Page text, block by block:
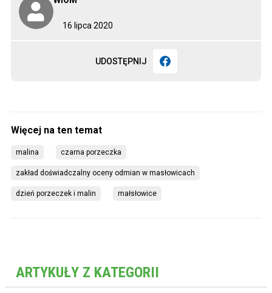
16 lipca 2020
UDOSTĘPNIJ
malina czarna porzeczka
zakład doświadczalny oceny odmian w masłowicach
dzień porzeczek i malin małsłowice
ARTYKUŁY Z KATEGORII